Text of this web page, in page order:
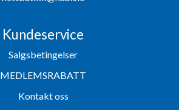
Kundeservice
Salgsbetingelser
MEDLEMSRABATT
Kontakt oss